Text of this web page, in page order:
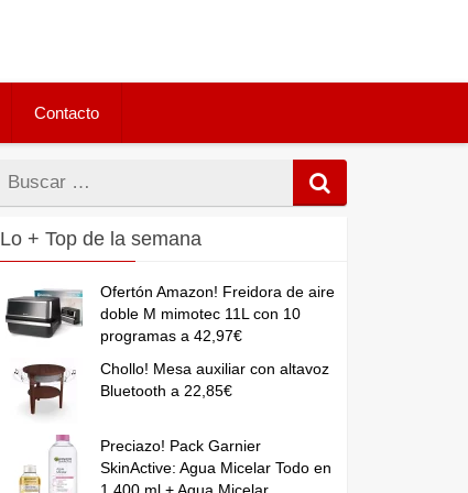
Contacto
Buscar
por
Lo + Top de la semana
Ofertón Amazon! Freidora de aire
doble M mimotec 11L con 10
programas a 42,97€
Chollo! Mesa auxiliar con altavoz
Bluetooth a 22,85€
Preciazo! Pack Garnier
SkinActive: Agua Micelar Todo en